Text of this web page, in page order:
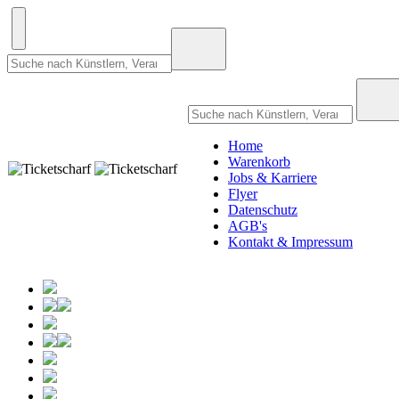
Home
Warenkorb
Jobs & Karriere
Flyer
Datenschutz
AGB's
Kontakt & Impressum